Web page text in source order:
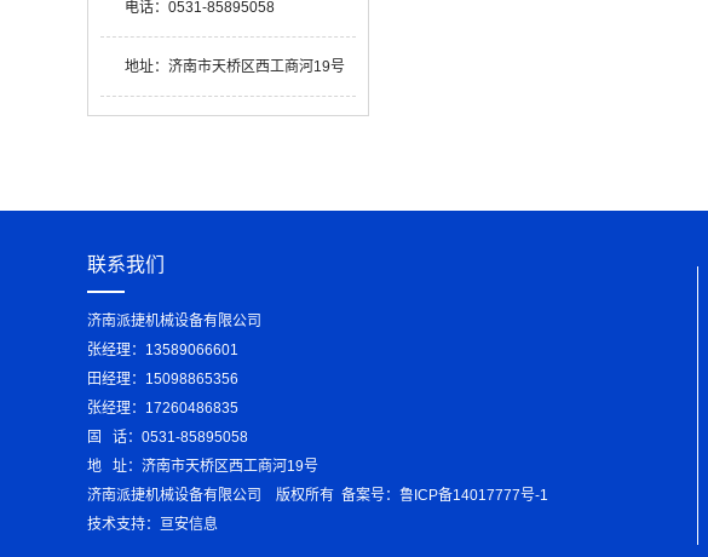
电话： 0531-85895058
地址： 济南市天桥区西工商河19号
联系我们
济南派捷机械设备有限公司
张经理：13589066601
田经理：15098865356
张经理：17260486835
固 话：0531-85895058
地 址：济南市天桥区西工商河19号
济南派捷机械设备有限公司 版权所有 备案号： 鲁ICP备14017777号-1
技术支持：
亘安信息